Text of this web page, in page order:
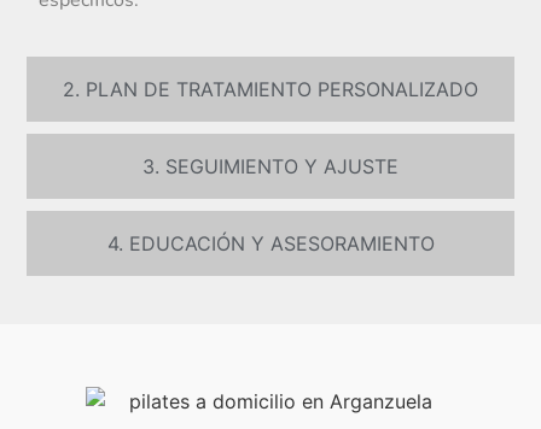
2. PLAN DE TRATAMIENTO PERSONALIZADO
3. SEGUIMIENTO Y AJUSTE
4. EDUCACIÓN Y ASESORAMIENTO